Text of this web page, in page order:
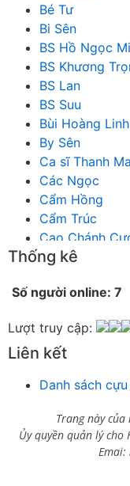
Bé Tư
Bi Sên
BS Hồ Ngọc
BS Khương
BS Lan
BS Suu
Bùi Hoàng Linh
By Sên
Ca sĩ Thanh
Các Ngọc
Cẩm Hồng
Cẩm Trúc
Cao Chánh
Cao Nhật Quyên
Chích Chị
Chu Trầm
Cò Bằng
Công Bình
Công Minh
Dang Chi
Thống kê
Số người online: 7
Lượt truy cập:
Liên kết
Danh sách
Trang này của
Ủy quyền quản lý